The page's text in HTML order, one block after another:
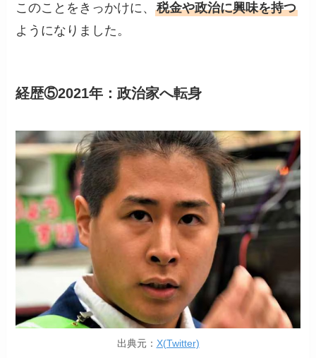
このことをきっかけに、税金や政治に興味を持つ
ようになりました。
経歴⑤2021年：政治家へ転身
出典元： X(Twitter)